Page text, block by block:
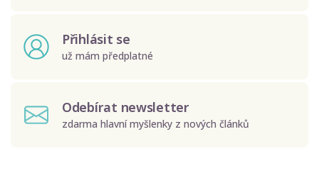
Přihlásit se
už mám předplatné
Odebírat newsletter
zdarma hlavní myšlenky z nových článků